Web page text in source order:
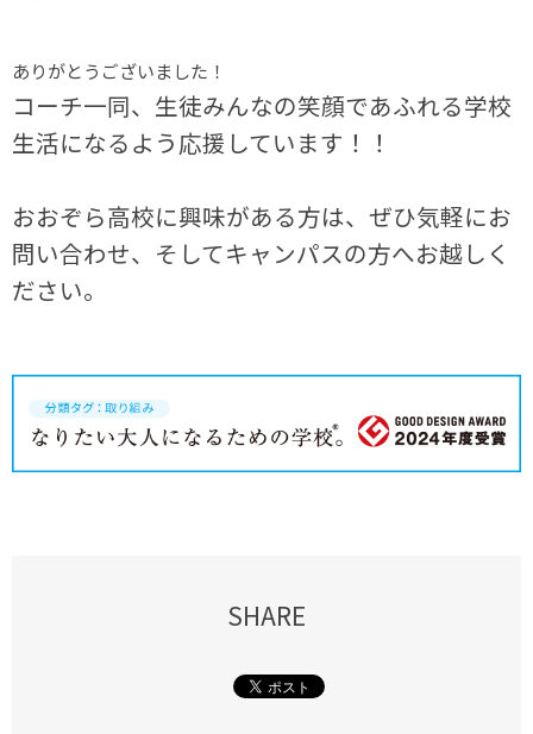
ありがとうございました！
コーチ一同、生徒みんなの笑顔であふれる学校
生活になるよう応援しています！！
おおぞら高校に興味がある方は、ぜひ気軽にお
問い合わせ、そしてキャンパスの方へお越しく
ださい。
SHARE